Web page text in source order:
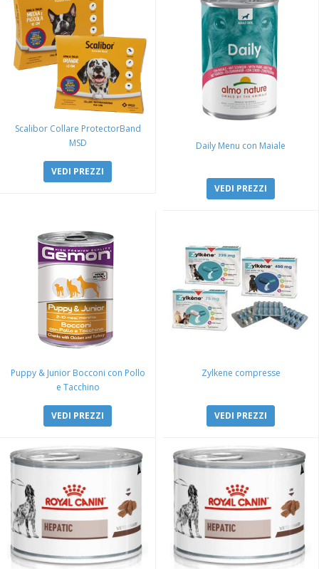
Scalibor Collare ProtectorBand
MSD
VEDI PREZZI
Daily Menu con Maiale
VEDI PREZZI
Puppy & Junior Bocconi con Pollo
e Tacchino
VEDI PREZZI
Zylkene compresse
VEDI PREZZI